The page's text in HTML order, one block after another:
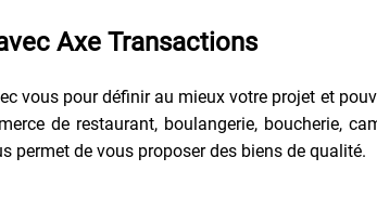
Axe Transactions
vous pour définir au mieux votre projet et
de restaurant, boulangerie, boucherie,
de vous proposer des biens de qualité.